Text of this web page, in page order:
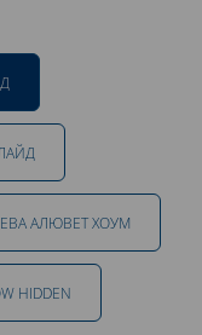
АЛЮВЕТ ХОУМ
HIDDEN